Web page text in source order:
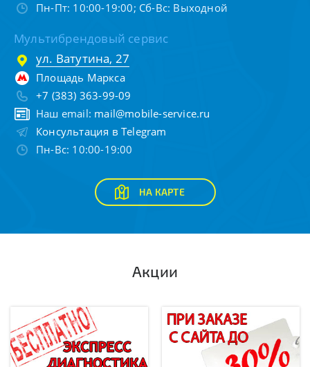
Пн-Пт: 10:00-19:00; Сб-Вс: Выходной
Мультибрендовый сервис
ул. Ватутина, 27
Площадь Маркса
+7 (383) 363-99-09
Наш email: mail@mobile-service.ru
Консультация в Telegram
Пн-Вс: 10:00-19:00
НА КАРТЕ
Акции